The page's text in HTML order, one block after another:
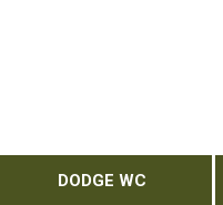
DODGE WC